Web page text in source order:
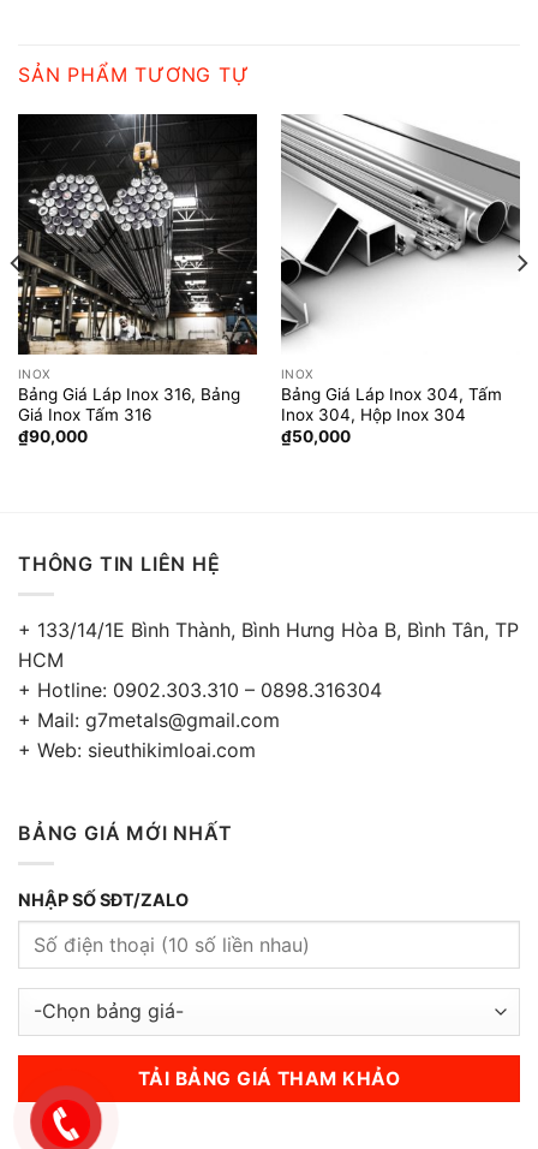
SẢN PHẨM TƯƠNG TỰ
INOX
Bảng Giá Láp Inox 316, Bảng
Giá Inox Tấm 316
₫90,000
INOX
Bảng Giá Láp Inox 304, Tấm
Inox 304, Hộp Inox 304
₫50,000
THÔNG TIN LIÊN HỆ
+ 133/14/1E Bình Thành, Bình Hưng Hòa B, Bình Tân, TP
HCM
+ Hotline: 0902.303.310 – 0898.316304
+ Mail: g7metals@gmail.com
+ Web: sieuthikimloai.com
BẢNG GIÁ MỚI NHẤT
NHẬP SỐ SĐT/ZALO